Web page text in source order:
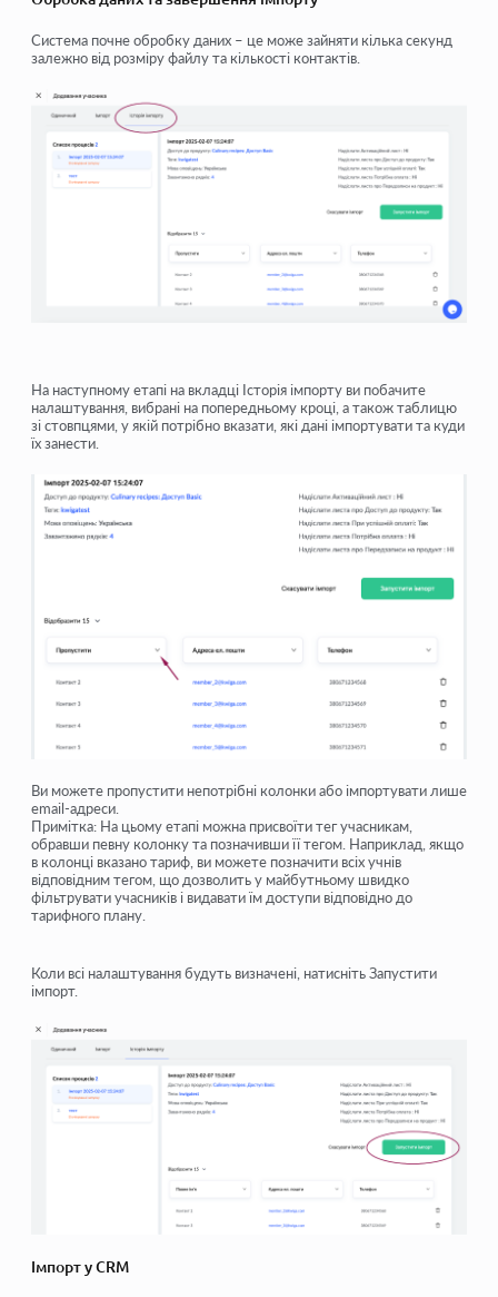
Система почне обробку даних – це може зайняти кілька секунд
залежно від розміру файлу та кількості контактів.
На наступному етапі на вкладці Історія імпорту ви побачите
налаштування, вибрані на попередньому кроці, а також таблицю
зі стовпцями, у якій потрібно вказати, які дані імпортувати та куди
їх занести.
Ви можете пропустити непотрібні колонкиабо імпортувати лише
email-адреси.
Примітка: На цьому етапі можна присвоїти тег учасникам,
обравши певну колонку та позначивши її тегом. Наприклад, якщо
в колонці вказано тариф, ви можете позначити всіх учнів
відповідним тегом, що дозволить у майбутньому швидко
фільтрувати учасників і видавати їм доступи відповідно до
тарифного плану.
Коли всі налаштування будуть визначені, натиснітьЗапустити
імпорт.
Імпорт у CRM